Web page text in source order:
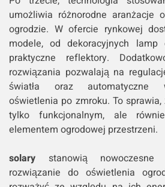
umożliwia różnorodne aranżacje
ogrodzie. W ofercie rynkowej
modele, od dekoracyjnych lamp
praktyczne reflektory.
rozwiązania pozwalają na
światła oraz automatyczne
oświetlenia po zmroku. To sprawia,
tylko funkcjonalnym, ale
elementem ogrodowej przestrzeni.
solary stanowią nowoczesne
rozwiązanie do oświetlenia